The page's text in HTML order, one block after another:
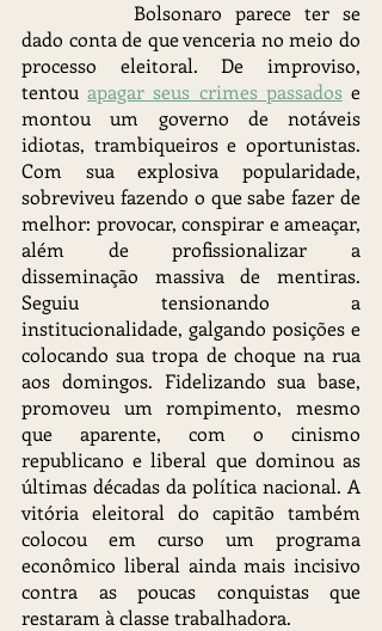
dado conta de que venceria no meio do
processo eleitoral. De improviso,
tentou apagar seus crimes passados e
montou um governo de notáveis
idiotas, trambiqueiros e oportunistas.
Com sua explosiva popularidade,
sobreviveu fazendo o que sabe fazer de
melhor: provocar, conspirar e ameaçar,
além de profissionalizar a
disseminação massiva de mentiras.
Seguiu tensionando a
institucionalidade, galgando posições e
colocando sua tropa de choque na rua
aos domingos. Fidelizando sua base,
promoveu um rompimento, mesmo
que aparente, com o cinismo
republicano e liberal que dominou as
últimas décadas da política nacional. A
vitória eleitoral do capitão também
colocou em curso um programa
econômico liberal ainda mais incisivo
contra as poucas conquistas que
restaram à classe trabalhadora.